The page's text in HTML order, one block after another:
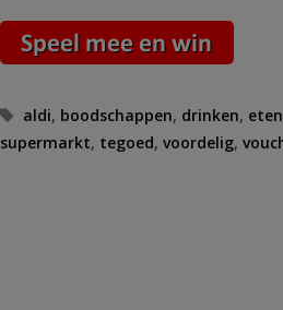
Tags
aldi, boodschappen, drinken, eten
supermarkt, tegoed, voordelig,